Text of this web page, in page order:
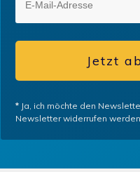
Jetzt
* Ja, ich möchte den
Newsletter widerrufen